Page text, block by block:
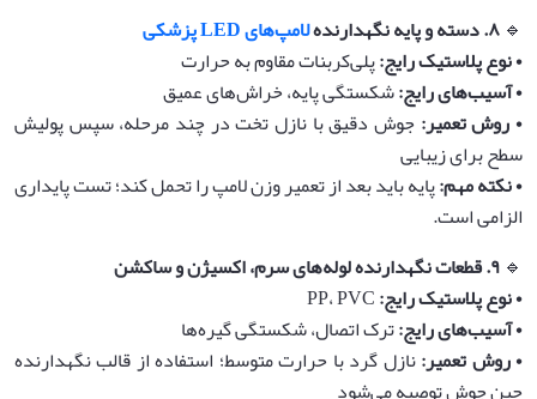
🔹۸.دسته و پایه نگهدارندهلامپ‌های LED پزشکی
•‌نوع پلاستیک رایج:پلی‌کربنات مقاوم به حرارت
•‌آسیب‌های رایج:شکستگی پایه، خراش‌های عمیق
•‌روش تعمیر:جوش دقیق با نازل تخت در چند مرحله، سپس پولیش
سطح برای زیبایی
•‌نکته مهم:پایه باید بعد از تعمیر وزن لامپ را تحمل کند؛ تست پایداری
الزامی است.
🔹۹.قطعات نگهدارنده لوله‌های سرم، اکسیژن و ساکشن
•‌نوع پلاستیک رایج:
•‌آسیب‌های رایج:ترک اتصال، شکستگی گیره‌ها
•‌روش تعمیر:نازل گرد با حرارت متوسط؛ استفاده از قالب نگهدارنده